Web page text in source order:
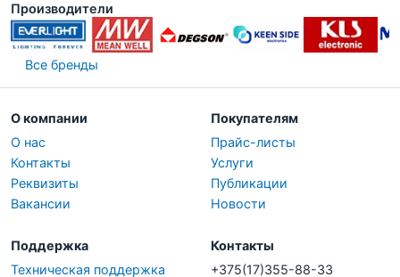
Производители
Все бренды
О компании
О нас
Контакты
Реквизиты
Вакансии
Покупателям
Прайс-листы
Услуги
Публикации
Новости
Поддержка
Техническая поддержка
Контакты
+375(17)355-88-33